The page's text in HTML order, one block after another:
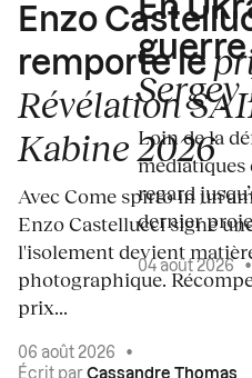
Enzo
remporte le
Révélation
Kabine 2026
Avec Come spirto in
Enzo Castellucci signe
l'isolement devient
photographique.
prix...
06 août 2026
•
Écrit par Cassandre Thomas
En
guerre
Loin de la
médiatiques
regard
dernier
04 août 2026 •